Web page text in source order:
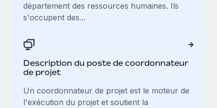
département des ressources humaines. Ils
s'occupent des...
Description du poste de coordonnateur
de projet
Un coordonnateur de projet est le moteur de
l'exécution du projet et soutient la